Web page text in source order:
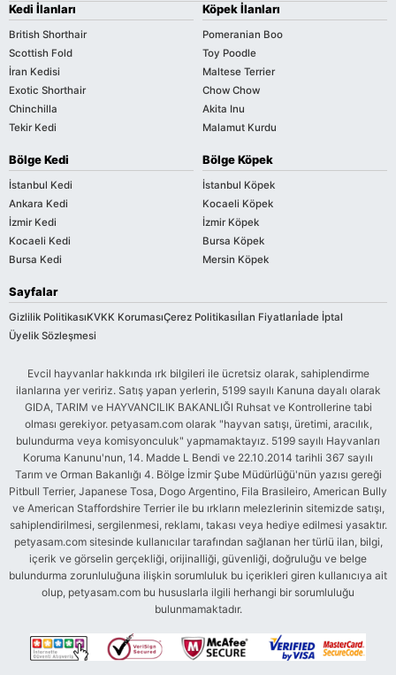
Kedi İlanları
British Shorthair
Scottish Fold
İran Kedisi
Exotic Shorthair
Chinchilla
Tekir Kedi
Köpek İlanları
Pomeranian Boo
Toy Poodle
Maltese Terrier
Chow Chow
Akita Inu
Malamut Kurdu
Bölge Kedi
İstanbul Kedi
Ankara Kedi
İzmir Kedi
Kocaeli Kedi
Bursa Kedi
Bölge Köpek
İstanbul Köpek
Kocaeli Köpek
İzmir Köpek
Bursa Köpek
Mersin Köpek
Sayfalar
Gizlilik PolitikasıKVKK KorumasıÇerez Politikasıİlan Fiyatlarıİade İptal
Üyelik Sözleşmesi
Evcil hayvanlar hakkında ırk bilgileri ile ücretsiz olarak, sahiplendirme
ilanlarına yer veririz. Satış yapan yerlerin, 5199 sayılı Kanuna dayalı olarak
GIDA, TARIM ve HAYVANCILIK BAKANLIĞI Ruhsat ve Kontrollerine tabi
olması gerekiyor. petyasam.com olarak "hayvan satışı, üretimi, aracılık,
bulundurma veya komisyonculuk" yapmamaktayız. 5199 sayılı Hayvanları
Koruma Kanunu'nun, 14. Madde L Bendi ve 22.10.2014 tarihli 367 sayılı
Tarım ve Orman Bakanlığı 4. Bölge İzmir Şube Müdürlüğü'nün yazısı gereği
Pitbull Terrier, Japanese Tosa, Dogo Argentino, Fila Brasileiro, American Bully
ve American Staffordshire Terrier ile bu ırkların melezlerinin sitemizde satışı,
sahiplendirilmesi, sergilenmesi, reklamı, takası veya hediye edilmesi yasaktır.
petyasam.com sitesinde kullanıcılar tarafından sağlanan her türlü ilan, bilgi,
içerik ve görselin gerçekliği, orijinalliği, güvenliği, doğruluğu ve belge
bulundurma zorunluluğuna ilişkin sorumluluk bu içerikleri giren kullanıcıya ait
olup, petyasam.com bu hususlarla ilgili herhangi bir sorumluluğu
bulunmamaktadır.